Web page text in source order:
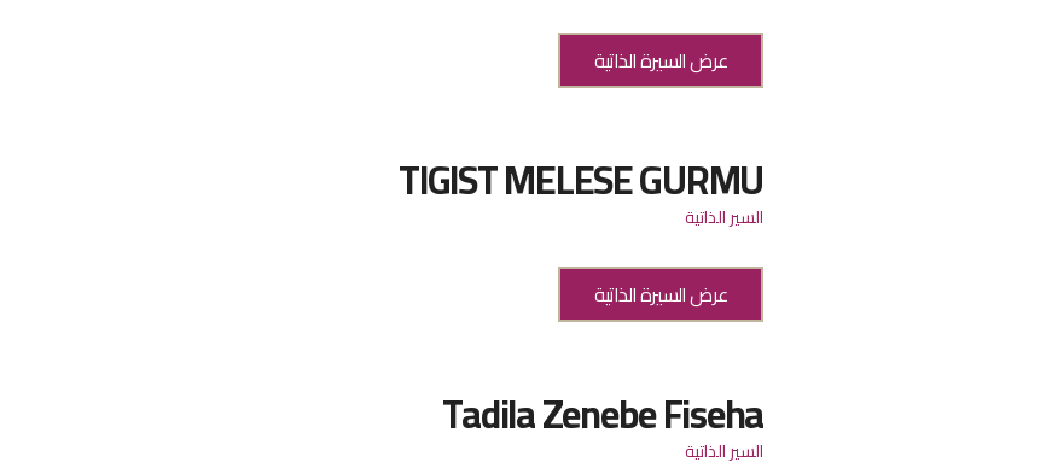
عرض السيرة الذاتية
TIGIST MELESE GURMU
السير الذاتية
عرض السيرة الذاتية
Tadila Zenebe Fiseha
السير الذاتية